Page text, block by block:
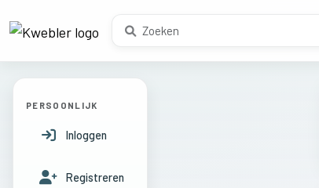
PERSOONLIJK
Inloggen
Registreren